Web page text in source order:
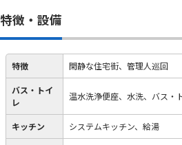
特徴・設備
特徴 閑静な住宅街、管理人巡回
バス・トイ
レ
温水洗浄便座、水洗、バス・
キッチン システムキッチン、給湯